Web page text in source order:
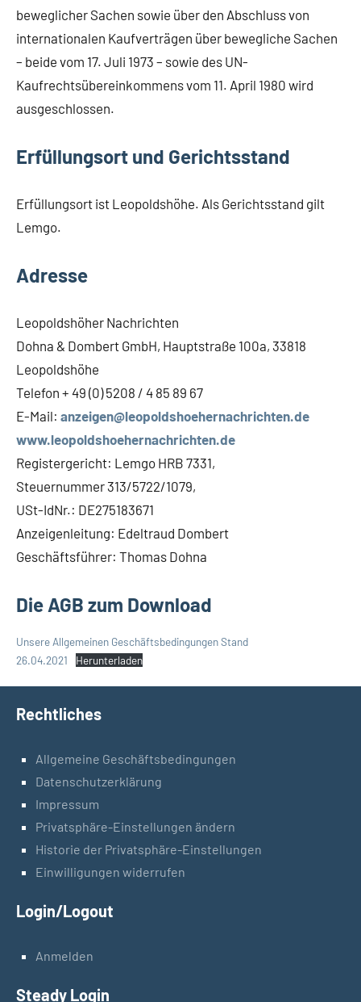
beweglicher Sachen sowie über den Abschluss von
internationalen Kaufverträgen über bewegliche Sachen
– beide vom 17. Juli 1973 – sowie des UN-
Kaufrechtsübereinkommens vom 11. April 1980 wird
ausgeschlossen.
Erfüllungsort und Gerichtsstand
Erfüllungsort ist Leopoldshöhe. Als Gerichtsstand gilt
Lemgo.
Adresse
Leopoldshöher Nachrichten
Dohna & Dombert GmbH, Hauptstraße 100a, 33818
Leopoldshöhe
Telefon + 49 (0) 5208 / 4 85 89 67
E-Mail: anzeigen@leopoldshoehernachrichten.de
www.leopoldshoehernachrichten.de
Registergericht: Lemgo HRB 7331,
Steuernummer 313/5722/1079,
USt-IdNr.: DE275183671
Anzeigenleitung: Edeltraud Dombert
Geschäftsführer: Thomas Dohna
Die AGB zum Download
Unsere Allgemeinen Geschäftsbedingungen Stand
26.04.2021
Herunterladen
Rechtliches
Allgemeine Geschäftsbedingungen
Datenschutzerklärung
Impressum
Privatsphäre-Einstellungen ändern
Historie der Privatsphäre-Einstellungen
Einwilligungen widerrufen
Login/Logout
Anmelden
Steady Login